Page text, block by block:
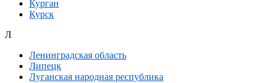
Курган
Курск
Л
Ленинградская область
Липецк
Луганская народная республика